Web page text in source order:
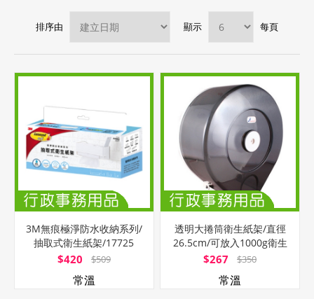
排序由 顯示 每頁
3M無痕極淨防水收納系列/
抽取式衛生紙架/17725
$420 $509
常溫
透明大捲筒衛生紙架/直徑
26.5cm/可放入1000g衛生
紙
$267 $350
常溫